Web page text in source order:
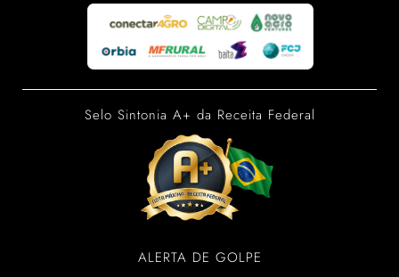
Selo Sintonia A+ da Receita Federal
ALERTA DE GOLPE